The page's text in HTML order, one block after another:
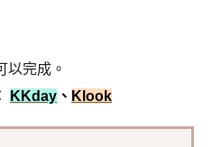
以完成。
KKday 、 Klook